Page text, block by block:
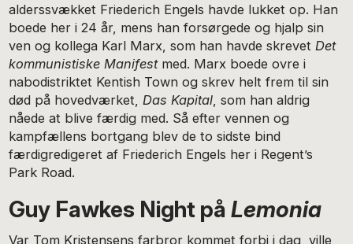
alderssvækket Friederich Engels havde lukket op. Han
boede her i 24 år, mens han forsørgede og hjalp sin
ven og kollega Karl Marx, som han havde skrevet Det
kommunistiske Manifestmed. Marx boede ovre i
nabodistriktet Kentish Town og skrev helt frem til sin
død på hovedværket, Das Kapital , som han aldrig
nåede at blive færdig med. Så efter vennen og
kampfællens bortgang blev de to sidste bind
færdigredigeret af Friederich Engels her i Regent’s
Park Road.
Guy Fawkes Night påLemonia
Var Tom Kristensens farbror kommet forbi i dag, ville